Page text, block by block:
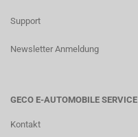
Support
Newsletter Anmeldung
GECO E-AUTOMOBILE SERVICE
Kontakt